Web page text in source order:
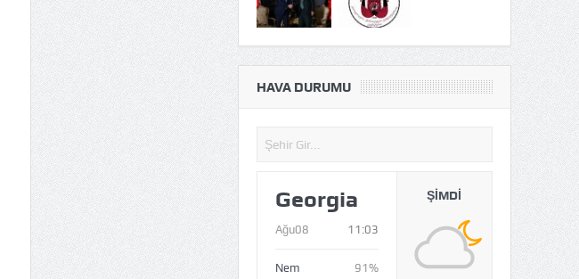
HAVA DURUMU
Georgia
Ağu08 11:03
Nem
91%
ŞIMDI